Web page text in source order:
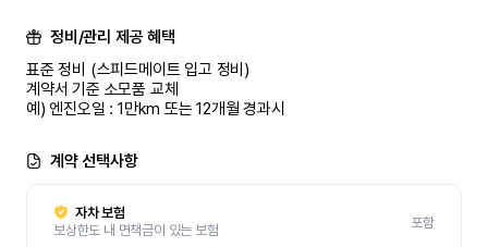
정비/관리 제공 혜택
표준 정비 (스피드메이트 입고 정비)
계약서 기준 소모품 교체
예) 엔진오일 : 1만km 또는 12개월 경과시
계약 선택사항
자차 보험
보상한도 내 면책금이 있는 보험
포함